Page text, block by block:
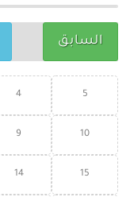
السابق
4 5
9 10
14 15